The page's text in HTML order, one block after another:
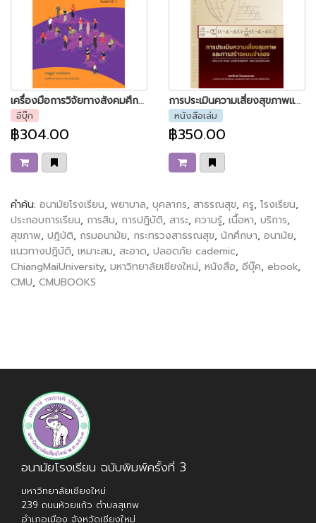
เครื่องมือการวิจัยทางสังคมศึกษา
อีบุ๊ก
฿304.00
การประเมินความเสี่ยงสุขภาพและการสร้างแบบจำลอง
หนังสือเล่ม
฿350.00
คำค้น: อนามัยโรงเรียน, พยาบาล, บุคลากร, สาธรณสุข, ครู, โรงเรียน,
ประกอบการเรียน, การสิน, การปฎิบัติ, สาระ, ความรู้, เนื้อหา, บริการ,
สุขภาพ, ปฎิบัติ, กรมอนามัย, กระทรวงสาธรณสุข, นักศึกษา, อนามัย,
แนวทางปฎิบัติ, เหมาะสม, สะอาด, ปลอดภัย cademic,
ChiangMaiUniversity, มหาวิทยาลัยเชียงใหม่, หนังสือ, อีบุ๊ค, ebook,
CMU, CMUBOOKS
อนามัยโรงเรียน ฉบับพิมพ์ครั้งที่ 3
มหาวิทยาลัยเชียงใหม่
239 ถนนห้วยแก้ว ตำบลสุเทพ
อำเภอเมือง จังหวัดเชียงใหม่